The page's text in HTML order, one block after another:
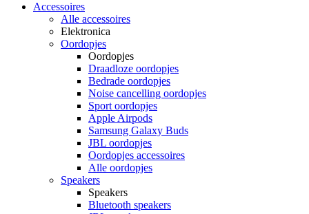
Accessoires
Alle accessoires
Elektronica
Oordopjes
Oordopjes
Draadloze oordopjes
Bedrade oordopjes
Noise cancelling oordopjes
Sport oordopjes
Apple Airpods
Samsung Galaxy Buds
JBL oordopjes
Oordopjes accessoires
Alle oordopjes
Speakers
Speakers
Bluetooth speakers